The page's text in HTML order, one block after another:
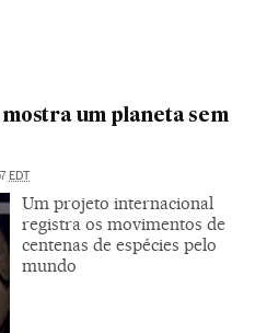
um planeta sem
EDT
Um projeto internacional
registra os movimentos de
centenas de espécies pelo
mundo